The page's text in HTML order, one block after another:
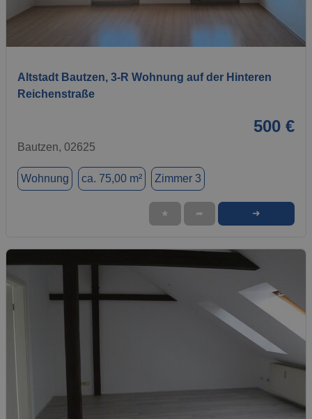
1 / 13
Altstadt Bautzen, 3-R Wohnung auf der Hinteren
Reichenstraße
500 €
Bautzen, 02625
Wohnung ca. 75,00 m² Zimmer 3
★ ➦ ➜